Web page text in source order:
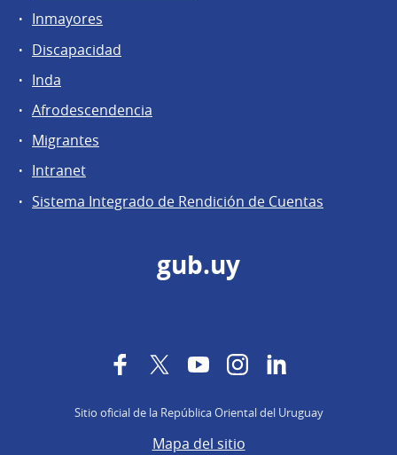
Inmayores
Discapacidad
Inda
Afrodescendencia
Migrantes
Intranet
Sistema Integrado de Rendición de Cuentas
gub.uy
FacebookTwitterYouTubeInstagram
Sitio oficial de la República Oriental del Uruguay
Mapa del sitio